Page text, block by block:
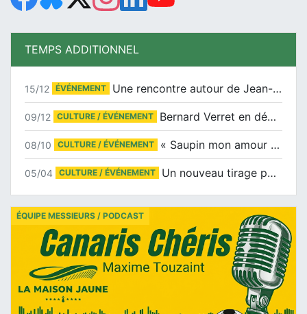
TEMPS ADDITIONNEL
15/12 ÉVÉNEMENT Une rencontre autour de Jean-Claude Suaudeau
09/12 CULTURE / ÉVÉNEMENT Bernard Verret en dédicaces le samedi 13 décembre à l’Espace Culturel Atlantis
08/10 CULTURE / ÉVÉNEMENT « Saupin mon amour » au salon du livre de Trentemoult
05/04 CULTURE / ÉVÉNEMENT Un nouveau tirage pour le Docu-BD
ÉQUIPE MESSIEURS / PODCAST